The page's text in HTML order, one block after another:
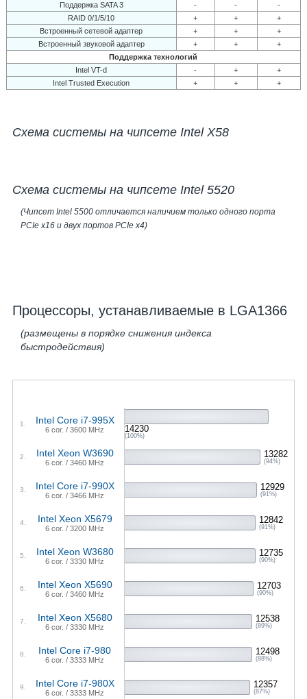
Поддержка SATA 3
- -
-
RAID 0/1/5/10
+ +
+
Встроенный сетевой адаптер
+ +
+
Встроенный звуковой адаптер
+ +
+
Поддержка технологий
Intel VT-d
- +
+
Intel Trusted Execution
+ + +
Схема системы на чипсете Intel X58
Схема системы на чипсете Intel 5520
(Чипсет Intel 5500 отличается наличием только одного порта
PCIe х16 и двух портов PCIe х4)
Процессоры, устанавливаемые в LGA1366
(размещены в порядке снижения индекса
быстродействия)
1. Intel Core i7-995X
6 cor. / 3600 MHz 14230
(100%)
2. Intel Xeon W3690
6 cor. / 3460 MHz
13282
(94%)
3. Intel Core i7-990X
6 cor. / 3466 MHz
12929
(91%)
4. Intel Xeon X5679
6 cor. / 3200 MHz
12842
(91%)
5. Intel Xeon W3680
6 cor. / 3330 MHz
12735
(90%)
6. Intel Xeon X5690
6 cor. / 3460 MHz
12703
(90%)
7. Intel Xeon X5680
6 cor. / 3330 MHz
12538
(89%)
8. Intel Core i7-980
6 cor. / 3333 MHz
12498
(88%)
9. Intel Core i7-980X
6 cor. / 3333 MHz
12357
(87%)